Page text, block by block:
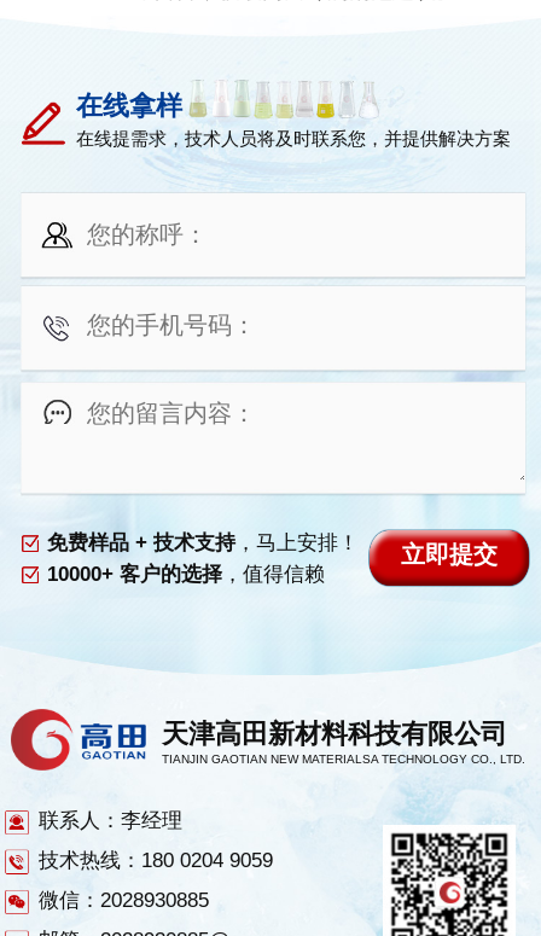
在线拿样
在线提需求，技术人员将及时联系您，并提供解决方案
免费样品 + 技术支持，马上安排！
10000+ 客户的选择，值得信赖
天津高田新材料科技有限公司
TIANJIN GAOTIAN NEW MATERIALSA TECHNOLOGY CO., LTD.
联系人：李经理
技术热线：180 0204 9059
微信：2028930885